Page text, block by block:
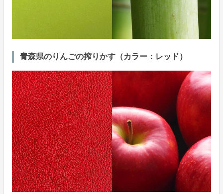
青森県のりんごの搾りかす（カラー：レッド）